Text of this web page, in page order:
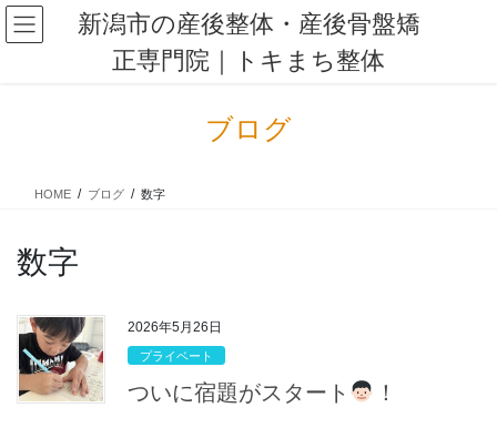
コ
ン
ナ
ビ
新潟市の産後整体・産後骨盤矯
正専門院｜トキまち整体
ブログ
HOME ブログ 数字
数字
2026年5月26日
プライベート
ついに宿題がスタート ！